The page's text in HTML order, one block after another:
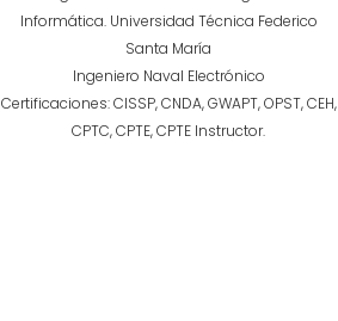
Informática. Universidad Técnica Federico
Santa María
Ingeniero Naval Electrónico
Certificaciones: CISSP, CNDA, GWAPT, OPST, CEH,
CPTC, CPTE, CPTE Instructor.